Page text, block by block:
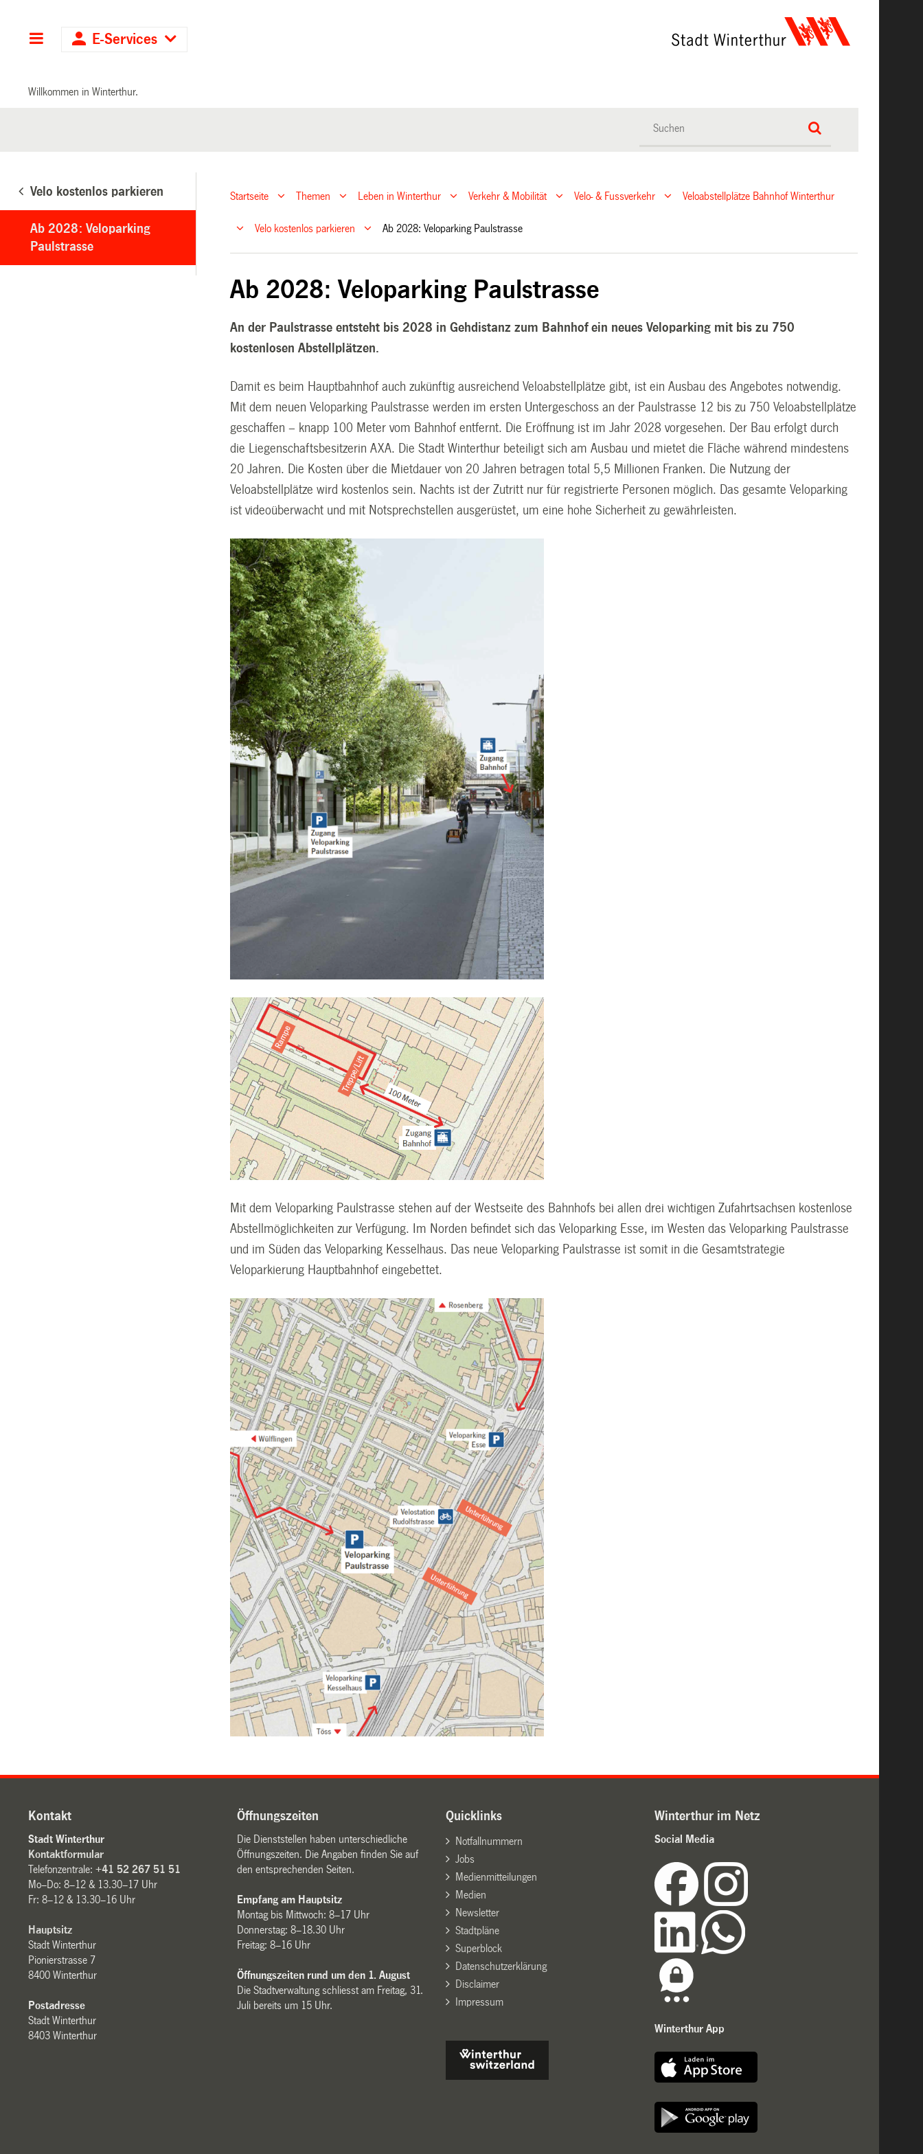
Hauptnavigation
E-Services
Willkommen in Winterthur.
Velo kostenlos parkieren
Ab 2028: Veloparking
Paulstrasse
Startseite Themen Leben in Winterthur Verkehr & Mobilität Velo- & Fussverkehr Veloabstellplätze Bahnhof Winterthur
Velo kostenlos parkieren Ab 2028: Veloparking Paulstrasse
Ab 2028: Veloparking Paulstrasse
An der Paulstrasse entsteht bis 2028 in Gehdistanz zum Bahnhof ein neues Veloparking mit bis zu 750
kostenlosen Abstellplätzen.
Damit es beim Hauptbahnhof auch zukünftig ausreichend Veloabstellplätze gibt, ist ein Ausbau des Angebotes notwendig.
Mit dem neuen Veloparking Paulstrasse werden im ersten Untergeschoss an der Paulstrasse 12 bis zu 750 Veloabstellplätze
geschaffen – knapp 100 Meter vom Bahnhof entfernt. Die Eröffnung ist im Jahr 2028 vorgesehen. Der Bau erfolgt durch
die Liegenschaftsbesitzerin AXA. Die Stadt Winterthur beteiligt sich am Ausbau und mietet die Fläche während mindestens
20 Jahren. Die Kosten über die Mietdauer von 20 Jahren betragen total 5,5 Millionen Franken. Die Nutzung der
Veloabstellplätze wird kostenlos sein. Nachts ist der Zutritt nur für registrierte Personen möglich. Das gesamte Veloparking
ist videoüberwacht und mit Notsprechstellen ausgerüstet, um eine hohe Sicherheit zu gewährleisten.
Mit dem Veloparking Paulstrasse stehen auf der Westseite des Bahnhofs bei allen drei wichtigen Zufahrtsachsen kostenlose
Abstellmöglichkeiten zur Verfügung. Im Norden befindet sich das Veloparking Esse, im Westen das Veloparking Paulstrasse
und im Süden das Veloparking Kesselhaus. Das neue Veloparking Paulstrasse ist somit in die Gesamtstrategie
Veloparkierung Hauptbahnhof eingebettet.
Kontakt
Stadt Winterthur
Kontaktformular
Telefonzentrale:+41 52 267 51 51
Mo–Do: 8–12 & 13.30–17 Uhr
Fr: 8–12 & 13.30–16 Uhr
Hauptsitz
Stadt Winterthur
Pionierstrasse 7
8400 Winterthur
Postadresse
Stadt Winterthur
8403 Winterthur
Öffnungszeiten
Die Dienststellen haben unterschiedliche
Öffnungszeiten. Die Angaben finden Sie auf
den entsprechenden Seiten.
Empfang am Hauptsitz
Montag bis Mittwoch: 8–17 Uhr
Donnerstag: 8–18.30 Uhr
Freitag: 8–16 Uhr
Öffnungszeiten rund um den 1. August
Die Stadtverwaltung schliesst am Freitag, 31.
Juli bereits um 15 Uhr.
Quicklinks
Notfallnummern
Jobs
Medienmitteilungen
Medien
Newsletter
Stadtpläne
Superblock
Datenschutzerklärung
Disclaimer
Impressum
Winterthur im Netz
Social Media
Winterthur App